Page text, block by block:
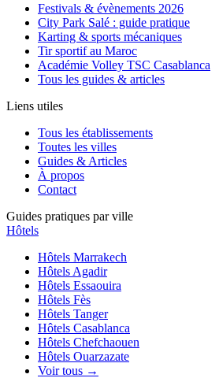
Festivals & évènements 2026
City Park Salé : guide pratique
Karting & sports mécaniques
Tir sportif au Maroc
Académie Volley TSC Casablanca
Tous les guides & articles
Liens utiles
Tous les établissements
Toutes les villes
Guides & Articles
À propos
Contact
Guides pratiques par ville
Hôtels
Hôtels Marrakech
Hôtels Agadir
Hôtels Essaouira
Hôtels Fès
Hôtels Tanger
Hôtels Casablanca
Hôtels Chefchaouen
Hôtels Ouarzazate
Voir tous →